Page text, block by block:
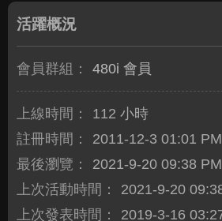
活躍概況
會員群組： 480i 會員
上線時間：
112 小時
註冊時間：
2011-12-3 01:01 PM
最後瀏覽：
2021-9-20 09:38 PM
上次活動時間：
2021-9-20
上次發表時間：
2019-3-16